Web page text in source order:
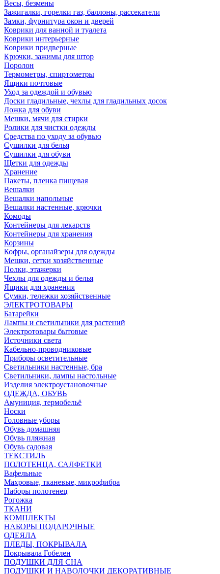
Весы, безмены
Зажигалки, горелки газ, баллоны, рассекатели
Замки, фурнитура окон и дверей
Коврики для ванной и туалета
Коврики интерьерные
Коврики придверные
Крючки, зажимы для штор
Поролон
Термометры, спиртометры
Ящики почтовые
Уход за одеждой и обувью
Доски гладильные, чехлы для гладильных досок
Ложка для обуви
Мешки, мячи для стирки
Ролики для чистки одежды
Средства по уходу за обувью
Сушилки для белья
Сушилки для обуви
Щетки для одежды
Хранение
Пакеты, пленка пищевая
Вешалки
Вешалки напольные
Вешалки настенные, крючки
Комоды
Контейнеры для лекарств
Контейнеры для хранения
Корзины
Кофры, органайзеры для одежды
Мешки, сетки хозяйственные
Полки, этажерки
Чехлы для одежды и белья
Ящики для хранения
Сумки, тележки хозяйственные
ЭЛЕКТРОТОВАРЫ
Батарейки
Лампы и светильники для растений
Электротовары бытовые
Источники света
Кабельно-проводниковые
Приборы осветительные
Светильники настенные, бра
Светильники, лампы настольные
Изделия электроустановочные
ОДЕЖДА, ОБУВЬ
Амуниция, термобельё
Носки
Головные уборы
Обувь домашняя
Обувь пляжная
Обувь садовая
ТЕКСТИЛЬ
ПОЛОТЕНЦА, САЛФЕТКИ
Вафельные
Махровые, тканевые, микрофибра
Наборы полотенец
Рогожка
ТКАНИ
КОМПЛЕКТЫ
НАБОРЫ ПОДАРОЧНЫЕ
ОДЕЯЛА
ПЛЕДЫ, ПОКРЫВАЛА
Покрывала Гобелен
ПОДУШКИ ДЛЯ СНА
ПОДУШКИ И НАВОЛОЧКИ ДЕКОРАТИВНЫЕ